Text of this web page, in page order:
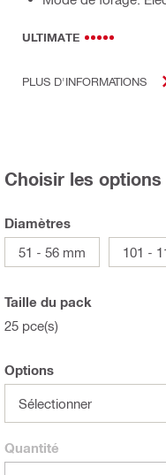
ULTIMATE
PLUS D'INFORMATIONS
Choisir les options
Diamètres
51 - 56 mm
101 -
Taille du pack
25 pce(s)
Options
Sélectionner
Quantité